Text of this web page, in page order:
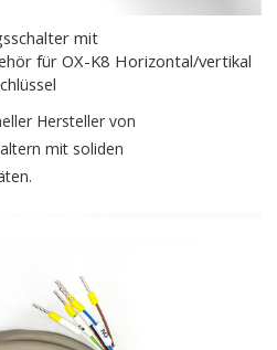
mit
für OX-K8 Horizontal/vertikal
Hersteller von
mit soliden